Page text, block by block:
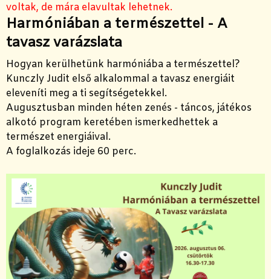
voltak, de mára elavultak lehetnek.
Harmóniában a természettel - A
tavasz varázslata
Hogyan kerülhetünk harmóniába a természettel?
Kunczly Judit első alkalommal a tavasz energiáit
eleveníti meg a ti segítségetekkel.
Augusztusban minden héten zenés - táncos, játékos
alkotó program keretében ismerkedhettek a
természet energiáival.
A foglalkozás ideje 60 perc.